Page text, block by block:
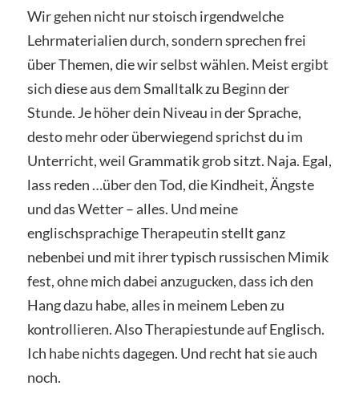
Wir gehen nicht nur stoisch irgendwelche
Lehrmaterialien durch, sondern sprechen frei
über Themen, die wir selbst wählen. Meist ergibt
sich diese aus dem Smalltalk zu Beginn der
Stunde. Je höher dein Niveau in der Sprache,
desto mehr oder überwiegend sprichst du im
Unterricht, weil Grammatik grob sitzt. Naja. Egal,
lass reden …über den Tod, die Kindheit, Ängste
und das Wetter – alles. Und meine
englischsprachige Therapeutin stellt ganz
nebenbei und mit ihrer typisch russischen Mimik
fest, ohne mich dabei anzugucken, dass ich den
Hang dazu habe, alles in meinem Leben zu
kontrollieren. Also Therapiestunde auf Englisch.
Ich habe nichts dagegen. Und recht hat sie auch
noch.